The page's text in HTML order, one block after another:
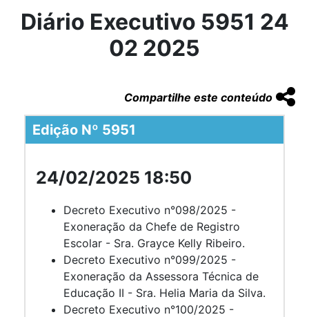
Diário Executivo 5951 24
02 2025
Compartilhe este conteúdo
Edição Nº 5951
24/02/2025 18:50
Decreto Executivo n°098/2025 -
Exoneração da Chefe de Registro
Escolar - Sra. Grayce Kelly Ribeiro.
Decreto Executivo n°099/2025 -
Exoneração da Assessora Técnica de
Educação II - Sra. Helia Maria da Silva.
Decreto Executivo n°100/2025 -